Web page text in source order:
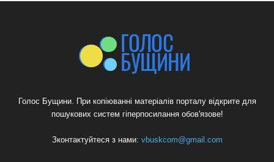
Голос Бущини. При копіюванні матеріалів порталу відкрите для
пошукових систем гіперпосилання обов'язове!
Зконтактуйтеся з нами: vbuskcom@gmail.com